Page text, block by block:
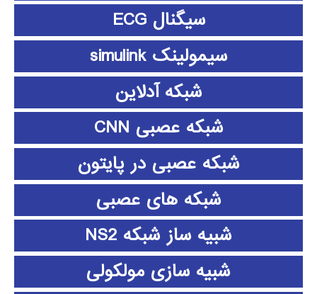
سیگنال ECG
سیمولینک simulink
شبکه آدلاین
شبکه عصبی CNN
شبکه عصبی در پایتون
شبکه های عصبی
شبیه ساز شبکه NS2
شبیه سازی مولکولی